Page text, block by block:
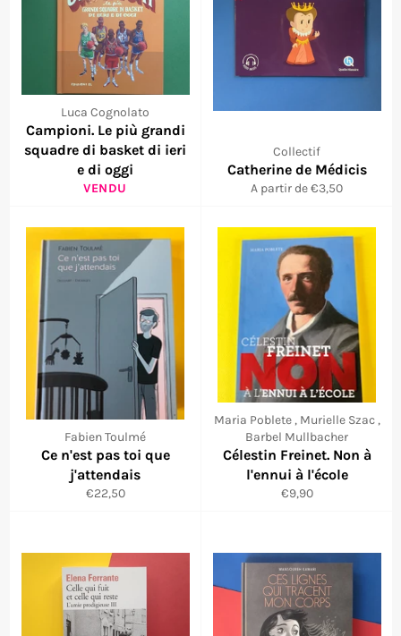
Luca Cognolato
Campioni. Le più grandi
squadre di basket di ieri
e di oggi
VENDU
Collectif
Catherine de Médicis
A partir de €3,50
Fabien Toulmé
Ce n'est pas toi que
j'attendais
Prix
€22,50
Maria Poblete , Murielle Szac ,
Barbel Mullbacher
Célestin Freinet. Non à
l'ennui à l'école
Prix
€9,90